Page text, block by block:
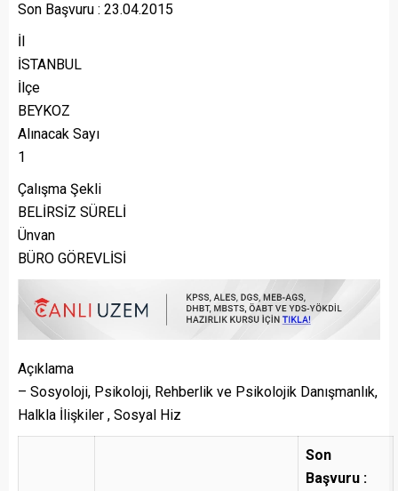
Son Başvuru : 23.04.2015
İl
İSTANBUL
İlçe
BEYKOZ
Alınacak Sayı
1
Çalışma Şekli
BELİRSİZ SÜRELİ
Ünvan
BÜRO GÖREVLİSİ
Açıklama
– Sosyoloji, Psikoloji, Rehberlik ve Psikolojik Danışmanlık,
Halkla İlişkiler , Sosyal Hiz
Son
Başvuru :